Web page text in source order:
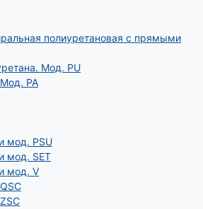
полиуретановая с прямыми
Мод. РU
PA
мод. PSU
мод. SET
мод. V